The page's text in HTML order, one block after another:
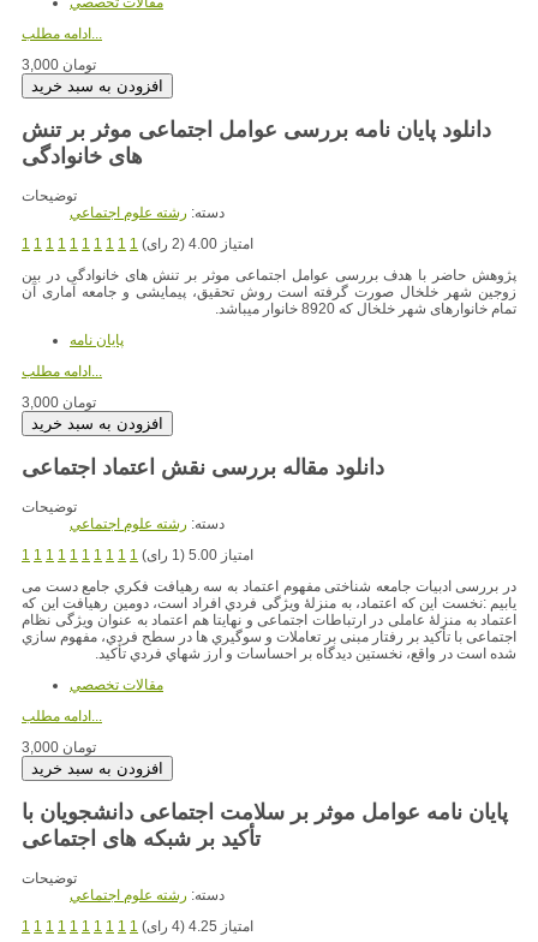
ادامه مطلب...
3,000 تومان
دانلود پایان نامه بررسی عوامل اجتماعی موثر بر تنش
توضیحات
دسته: رشته علوم اجتماعي
1 1 1 1 1 1 1 1 1 1
امتیاز 4.00 (2 رای)
پژوهش حاضر با هدف بررسی عوامل اجتماعی موثر بر تنش های خانوادگی در بین
زوجین شهر خلخال صورت گرفته است روش تحقیق، پیمایشی و جامعه آماری آن
تمام خانوارهای شهر خلخال که 8920 خانوار میباشد.
پایان نامه
ادامه مطلب...
3,000 تومان
دانلود مقاله بررسی نقش اعتماد اجتماعی
توضیحات
دسته: رشته علوم اجتماعي
1 1 1 1 1 1 1 1 1 1
امتیاز 5.00 (1 رای)
در بررسی ادبیات جامعه شناختی مفهوم اعتماد به سه رهیافت فکري جامع دست می
یابیم :نخست این که اعتماد، به منزلۀ ویژگی فردي افراد است، دومین رهیافت این که
اعتماد به منزلۀ عاملی در ارتباطات اجتماعی و نهایتا هم اعتماد به عنوان ویژگی نظام
اجتماعی با تأکید بر رفتار مبنی بر تعاملات و سوگیري ها در سطح فردي، مفهوم سازي
شده است در واقع، نخستین دیدگاه بر احساسات و ارز شهاي فردي تأکید.
مقالات تخصصي
ادامه مطلب...
3,000 تومان
پایان نامه عوامل موثر بر سلامت اجتماعی دانشجویان با
توضیحات
دسته: رشته علوم اجتماعي
1 1 1 1 1 1 1 1 1 1
امتیاز 4.25 (4 رای)